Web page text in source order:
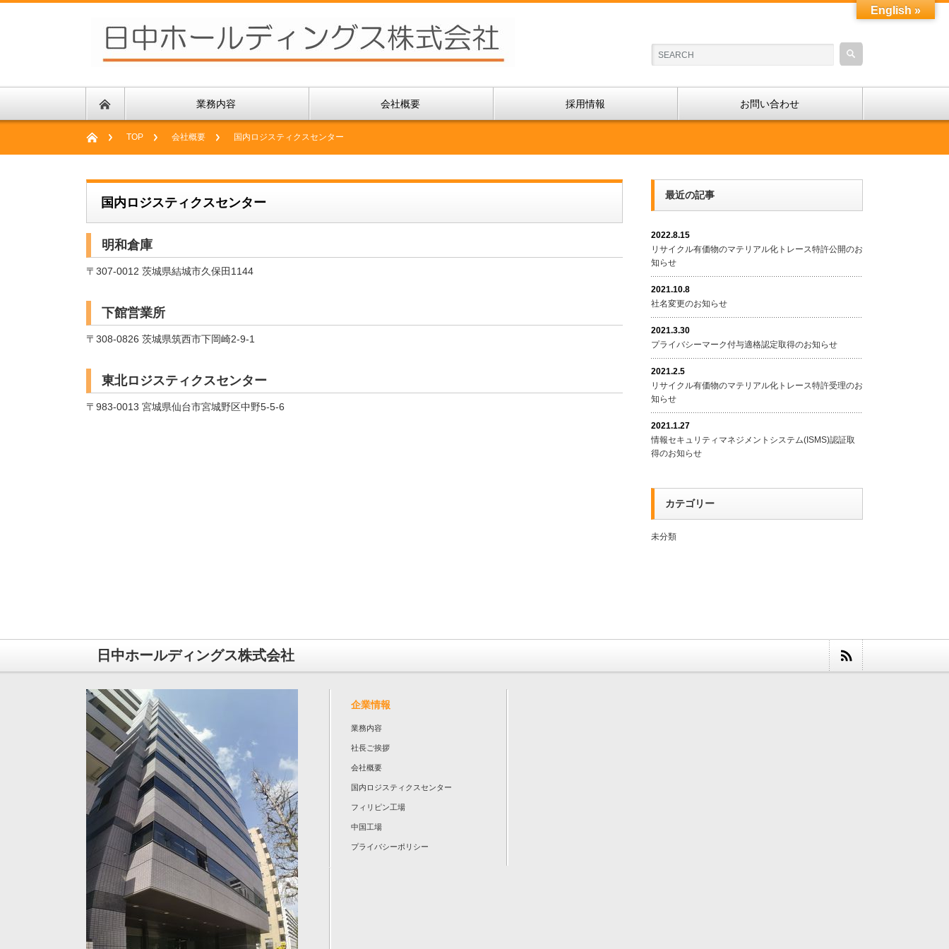
業務内容 会社概要 採用情報 お問い合わせ
TOP 会社概要 国内ロジスティクスセンター
国内ロジスティクスセンター
明和倉庫
〒307-0012 茨城県結城市久保田1144
下館営業所
〒308-0826 茨城県筑西市下岡崎2-9-1
東北ロジスティクスセンター
〒983-0013 宮城県仙台市宮城野区中野5-5-6
最近の記事
2022.8.15
リサイクル有価物のマテリアル化トレース特許公開のお
知らせ
2021.10.8
社名変更のお知らせ
2021.3.30
プライバシーマーク付与適格認定取得のお知らせ
2021.2.5
リサイクル有価物のマテリアル化トレース特許受理のお
知らせ
2021.1.27
情報セキュリティマネジメントシステム(ISMS)認証取
得のお知らせ
カテゴリー
未分類
日中ホールディングス株式会社
企業情報
業務内容
社長ご挨拶
会社概要
国内ロジスティクスセンター
フィリピン工場
中国工場
プライバシーポリシー
English »